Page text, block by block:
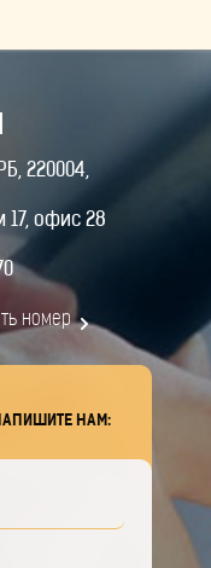
220004,
17, офис 28
номер
НАМ: